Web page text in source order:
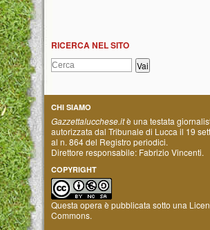
RICERCA NEL SITO
CHI SIAMO
Gazzettalucchese.itè una testata
autorizzata dal Tribunale di Lucca il 19
al n. 864 del Registro periodici.
Direttore responsabile: Fabrizio Vincenti.
COPYRIGHT
Questa opera è pubblicata sotto una
Commons.